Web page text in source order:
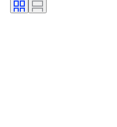
Władca/ epoka